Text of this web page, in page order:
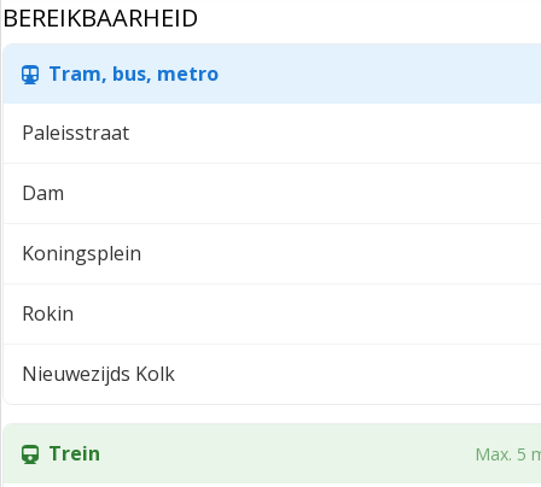
BEREIKBAARHEID
Tram, bus, metro
Paleisstraat
Dam
Koningsplein
Rokin
Nieuwezijds Kolk
Trein Max. 5